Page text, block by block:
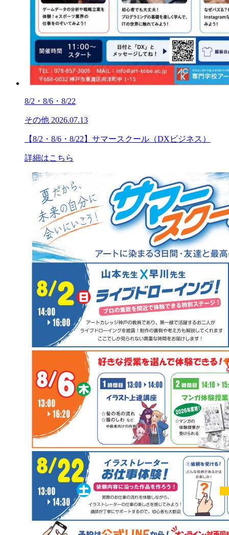
8/2・8/6・8/22
その他 2026.07.13
【8/2・8/6・8/22】サマースクール（DXビジネス）
詳細はこちら